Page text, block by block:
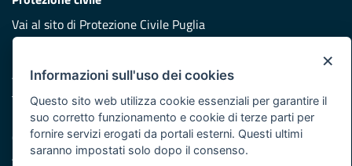
Vai al sito di Protezione Civile Puglia
Iniziativa finanziata con risorse del POR Puglia 2014/2020 -
Asse XI
Note legali
Cookie e privacy
Atti di notifica
×
Informazioni sull'uso dei cookies
Questo sito web utilizza cookie essenziali per garantire il
suo corretto funzionamento e cookie di terze parti per
fornire servizi erogati da portali esterni. Questi ultimi
saranno impostati solo dopo il consenso.